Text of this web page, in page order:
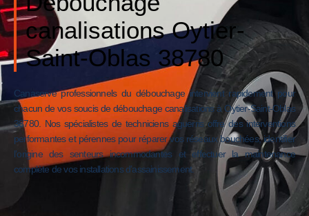
canalisations Oytier-
Saint-Oblas 38780
Canaserve professionnels du débouchage intervient rapidement pour
chacun de vos soucis de débouchage canalisations à Oytier-Saint-Oblas
38780. Nos spécialistes de techniciens aguerris offre des interventions
performantes et pérennes pour réparer vos réseaux bouchées, identifier
l’origine des senteurs incommodantes et effectuer la maintenance
complète de vos installations d’assainissement.